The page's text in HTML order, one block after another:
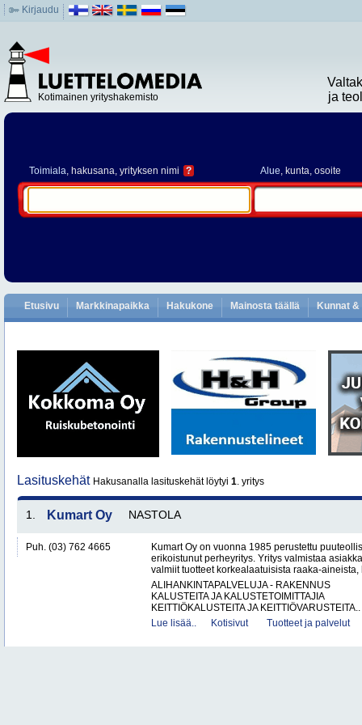
Kirjaudu
Kotimainen yrityshakemisto
ja
Toimiala, hakusana, yrityksen nimi ? Alue, kunta, osoite
Etusivu Markkinapaikka Hakukone Mainosta täällä Kunnat
Lasituskehät Hakusanalla lasituskehät löytyi 1. yritys
1. Kumart Oy NASTOLA
Puh. (03) 762 4665
Kumart Oy on vuonna 1985 perustettu
erikoistunut perheyritys. Yritys valmistaa
valmiit tuotteet korkealaatuisista raaka-aineista,
ALIHANKINTAPALVELUJA - RAKENNUS
KALUSTEITA JA KALUSTETOIMITTAJIA
KEITTIÖKALUSTEITA JA KEITTIÖVARUSTEITA..
Lue lisää..
Kotisivut Tuotteet ja palvelut